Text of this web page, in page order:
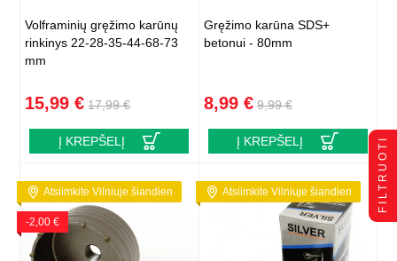
Volframinių gręžimo karūnų
rinkinys 22-28-35-44-68-73
mm
15,99 € 17,99 €
Į KREPŠELĮ
Gręžimo karūna SDS+
betonui - 80mm
8,99 € 9,99 €
Į KREPŠELĮ
Atsiimkite Vilniuje šiandien
-2,00 €
Atsiimkite Vilniuje šiandien FILTRUOTI